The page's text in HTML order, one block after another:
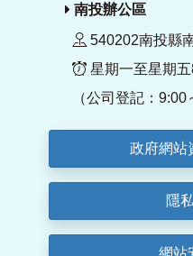
南投辦公區
540202南投縣
星期一至星期
（公司登記：
政府網站
隱
網站